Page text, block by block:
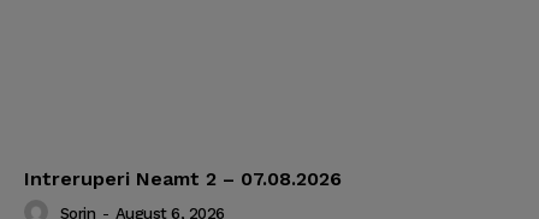
Intreruperi Neamt 2 – 07.08.2026
Sorin - August 6, 2026